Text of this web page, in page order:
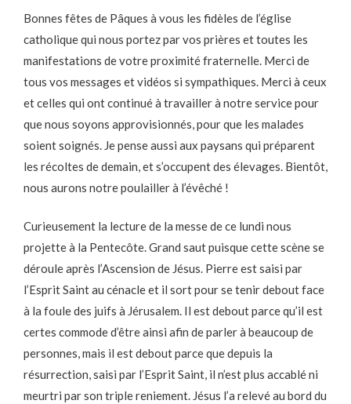
Bonnes fêtes de Pâques à vous les fidèles de l’église
catholique qui nous portez par vos prières et toutes les
manifestations de votre proximité fraternelle. Merci de
tous vos messages et vidéos si sympathiques. Merci à ceux
et celles qui ont continué à travailler à notre service pour
que nous soyons approvisionnés, pour que les malades
soient soignés. Je pense aussi aux paysans qui préparent
les récoltes de demain, et s’occupent des élevages. Bientôt,
nous aurons notre poulailler à l’évêché !
Curieusement la lecture de la messe de ce lundi nous
projette à la Pentecôte. Grand saut puisque cette scène se
déroule après l’Ascension de Jésus. Pierre est saisi par
l’Esprit Saint au cénacle et il sort pour se tenir debout face
à la foule des juifs à Jérusalem. Il est debout parce qu’il est
certes commode d’être ainsi afin de parler à beaucoup de
personnes, mais il est debout parce que depuis la
résurrection, saisi par l’Esprit Saint, il n’est plus accablé ni
meurtri par son triple reniement. Jésus l’a relevé au bord du